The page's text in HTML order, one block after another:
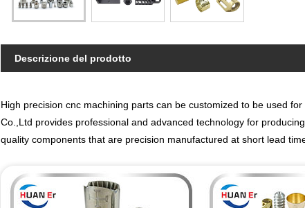
Descrizione del prodotto
High precision cnc machining parts can be customized to be used
Co.,Ltd provides professional and advanced technology for
quality components that are precision manufactured at short lead